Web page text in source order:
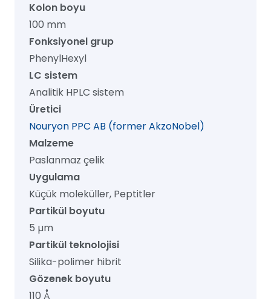
µm,
mm
mm,
1/pk
adet
Kolon boyu
100 mm
Fonksiyonel grup
PhenylHexyl
LC sistem
Analitik HPLC sistem
Üretici
Nouryon PPC AB (former AkzoNobel)
Malzeme
Paslanmaz çelik
Uygulama
Küçük moleküller, Peptitler
Partikül boyutu
5 µm
Partikül teknolojisi
Silika-polimer hibrit
Gözenek boyutu
110 Å